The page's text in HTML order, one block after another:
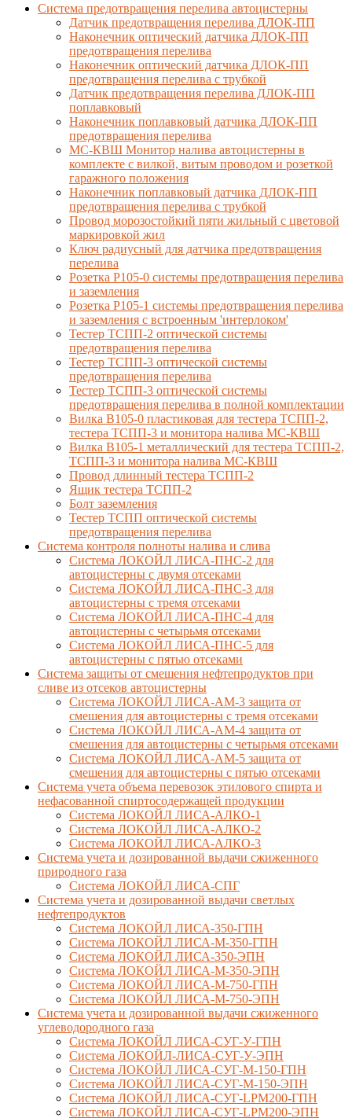
Система предотвращения перелива автоцистерны
Датчик предотвращения перелива ДЛОК-ПП
Наконечник оптический датчика ДЛОК-ПП
предотвращения перелива
Наконечник оптический датчика ДЛОК-ПП
предотвращения перелива с трубкой
Датчик предотвращения перелива ДЛОК-ПП
поплавковый
Наконечник поплавковый датчика ДЛОК-ПП
предотвращения перелива
МС-КВШ Монитор налива автоцистерны в
комплекте с вилкой, витым проводом и розеткой
гаражного положения
Наконечник поплавковый датчика ДЛОК-ПП
предотвращения перелива с трубкой
Провод морозостойкий пяти жильный с цветовой
маркировкой жил
Ключ радиусный для датчика предотвращения
перелива
Розетка Р105-0 системы предотвращения перелива
и заземления
Розетка Р105-1 системы предотвращения перелива
и заземления с встроенным 'интерлоком'
Тестер ТСПП-2 оптической системы
предотвращения перелива
Тестер ТСПП-3 оптической системы
предотвращения перелива
Тестер ТСПП-3 оптической системы
предотвращения перелива в полной комплектации
Вилка В105-0 пластиковая для тестера ТСПП-2,
тестера ТСПП-3 и монитора налива МС-КВШ
Вилка В105-1 металлический для тестера ТСПП-2,
ТСПП-3 и монитора налива МС-КВШ
Провод длинный тестера ТСПП-2
Ящик тестера ТСПП-2
Болт заземления
Тестер ТСПП оптической системы
предотвращения перелива
Cистема контроля полноты налива и слива
Система ЛОКОЙЛ ЛИСА-ПНС-2 для
автоцистерны с двумя отсеками
Система ЛОКОЙЛ ЛИСА-ПНС-3 для
автоцистерны с тремя отсеками
Система ЛОКОЙЛ ЛИСА-ПНС-4 для
автоцистерны с четырьмя отсеками
Система ЛОКОЙЛ ЛИСА-ПНС-5 для
автоцистерны с пятью отсеками
Система защиты от смешения нефтепродуктов при
сливе из отсеков автоцистерны
Система ЛОКОЙЛ ЛИСА-AM-3 защита от
смешения для автоцистерны с тремя отсеками
Система ЛОКОЙЛ ЛИСА-AM-4 защита от
смешения для автоцистерны с четырьмя отсеками
Система ЛОКОЙЛ ЛИСА-AM-5 защита от
смешения для автоцистерны с пятью отсеками
Система учета объема перевозок этилового спирта и
нефасованной спиртосодержащей продукции
Система ЛОКОЙЛ ЛИСА-AЛКО-1
Система ЛОКОЙЛ ЛИСА-АЛКО-2
Система ЛОКОЙЛ ЛИСА-АЛКО-3
Система учета и дозированной выдачи сжиженного
природного газа
Система ЛОКОЙЛ ЛИСА-СПГ
Система учета и дозированной выдачи светлых
нефтепродуктов
Система ЛОКОЙЛ ЛИСА-350-ГПН
Система ЛОКОЙЛ ЛИСА-М-350-ГПН
Система ЛОКОЙЛ ЛИСА-350-ЭПН
Система ЛОКОЙЛ ЛИСА-М-350-ЭПН
Система ЛОКОЙЛ ЛИСА-М-750-ГПН
Система ЛОКОЙЛ ЛИСА-М-750-ЭПН
Система учета и дозированной выдачи сжиженного
углеводородного газа
Система ЛОКОЙЛ ЛИСА-СУГ-У-ГПН
Система ЛОКОЙЛ-ЛИСА-СУГ-У-ЭПН
Система ЛОКОЙЛ ЛИСА-СУГ-М-150-ГПН
Система ЛОКОЙЛ ЛИСА-СУГ-М-150-ЭПН
Система ЛОКОЙЛ ЛИСА-СУГ-LPM200-ГПН
Система ЛОКОЙЛ ЛИСА-СУГ-LPM200-ЭПН